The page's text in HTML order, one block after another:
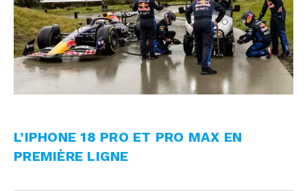
L’IPHONE 18 PRO ET PRO MAX EN
PREMIÈRE LIGNE